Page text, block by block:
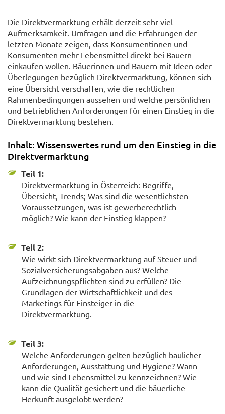
Die Direktvermarktung erhält derzeit sehr viel
Aufmerksamkeit. Umfragen und die Erfahrungen der
letzten Monate zeigen, dass Konsumentinnen und
Konsumenten mehr Lebensmittel direkt bei Bauern
einkaufen wollen. Bäuerinnen und Bauern mit Ideen oder
Überlegungen bezüglich Direktvermarktung, können sich
eine Übersicht verschaffen, wie die rechtlichen
Rahmenbedingungen aussehen und welche persönlichen
und betrieblichen Anforderungen für einen Einstieg in die
Direktvermarktung bestehen.
Inhalt: Wissenswertes rund um den Einstieg in die
Direktvermarktung
Teil 1:
Direktvermarktung in Österreich: Begriffe,
Übersicht, Trends; Was sind die wesentlichsten
Voraussetzungen, was ist gewerberechtlich
möglich? Wie kann der Einstieg klappen?
Teil 2:
Wie wirkt sich Direktvermarktung auf Steuer und
Sozialversicherungsabgaben aus? Welche
Aufzeichnungspflichten sind zu erfüllen? Die
Grundlagen der Wirtschaftlichkeit und des
Marketings für Einsteiger in die
Direktvermarktung.
Teil 3:
Welche Anforderungen gelten bezüglich baulicher
Anforderungen, Ausstattung und Hygiene? Wann
und wie sind Lebensmittel zu kennzeichnen? Wie
kann die Qualität gesichert und die bäuerliche
Herkunft ausgelobt werden?